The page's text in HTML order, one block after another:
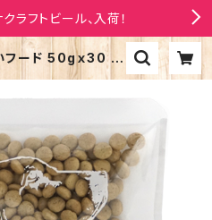
ラフトビール、入荷！
フード 50gｘ30 ポ
グフード ナチュラ
Company